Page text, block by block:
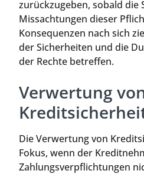
zurückzugeben, sobald die
Missachtungen dieser
Konsequenzen nach sich
der Sicherheiten und die
der Rechte betreffen.
Verwertung
Die Verwertung von
Fokus, wenn der
Zahlungsverpflichtungen